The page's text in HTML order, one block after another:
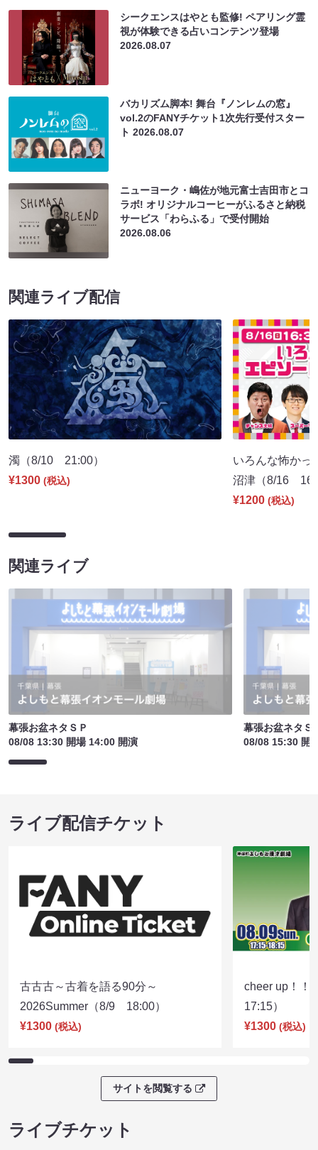
シークエンスはやとも監修! ペアリング霊
視が体験できる占いコンテンツ登場
2026.08.07
バカリズム脚本! 舞台『ノンレムの窓』
vol.2のFANYチケット1次先行受付スター
ト2026.08.07
ニューヨーク・嶋佐が地元富士吉田市とコ
ラボ! オリジナルコーヒーがふるさと納税
サービス「わらふる」で受付開始
2026.08.06
関連ライブ配信
濁（8/10 21:00）
¥1300 (税込)
いろんな怖かっ
沼津（8/16
¥1200 (税込)
関連ライブ
幕張お盆ネタＳＰ
08/08 13:30 開場 14:00 開演
幕張お盆ネタＳ
08/08 15:30 開
ライブ配信チケット
古古古～古着を語る90分～
2026Summer（8/9 18:00）
¥1300 (税込)
cheer up！
17:15）
¥1300 (税込)
サイトを閲覧する
ライブチケット